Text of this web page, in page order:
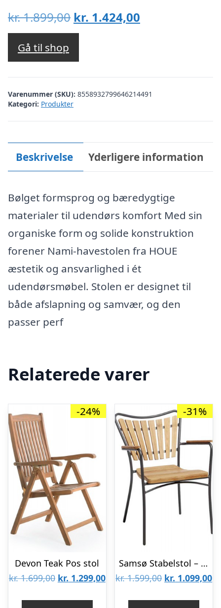
kr.1.899,00 Den
oprindelige
var:
kr. 1.899,00.
kr. 1.424,00
kr. 1.424,00.
Gå til shop
Varenummer (SKU): 8558932799646214491
Kategori: Produkter
Beskrivelse Yderligere information
Bølget formsprog og bæredygtige
materialer til udendørs komfort Med sin
organiske form og solide konstruktion
forener Nami-havestolen fra HOUE
æstetik og ansvarlighed i ét
udendørsmøbel. Stolen er designet til
både afslapning og samvær, og den
passer perf
Relaterede varer
-24%
Devon Teak Pos stol
kr.1.699,00 Den
kr. 1.299,00Den
-31%
Samsø Stabelstol – Grå
kr.1.599,00 Den
kr. 1.099,00